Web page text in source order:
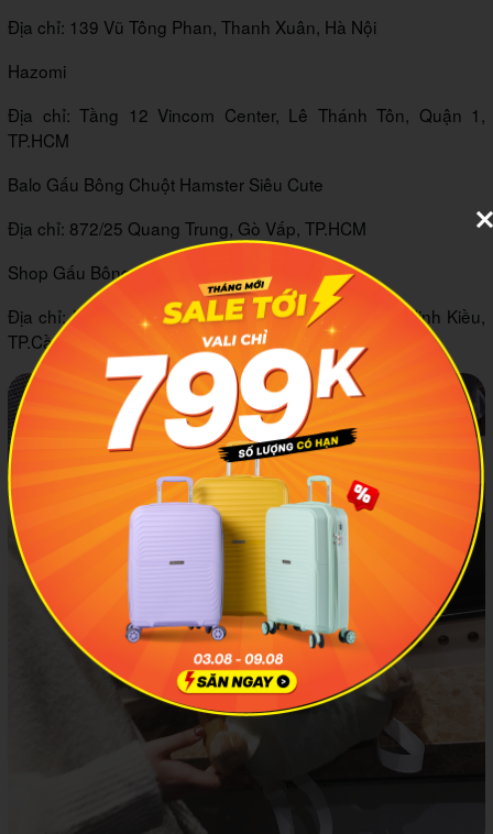
Địa chỉ: 139 Vũ Tông Phan, Thanh Xuân, Hà Nội
Hazomi
Địa chỉ: Tầng 12 Vincom Center, Lê Thánh Tôn, Quận 1,
TP.HCM
Balo Gấu Bông Chuột Hamster Siêu Cute
Địa chỉ: 872/25 Quang Trung, Gò Vấp, TP.HCM
Shop Gấu Bông Cần Thơ
Địa chỉ: Khu dân cư An Khánh, 129 Đường số 30, Ninh Kiều,
TP.Cần Thơ